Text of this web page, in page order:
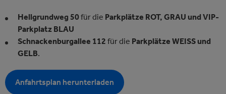
Hellgrundweg 50für die Parkplätze ROT, GRAU und VIP-
Parkplatz BLAU
Schnackenburgallee 112 für die Parkplätze WEISS und
GELB.
Anfahrtsplan herunterladen